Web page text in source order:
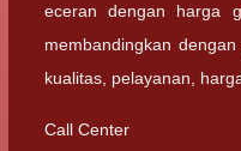
eceran dengan harga
membandingkan
kualitas, pelayanan,
Call Center